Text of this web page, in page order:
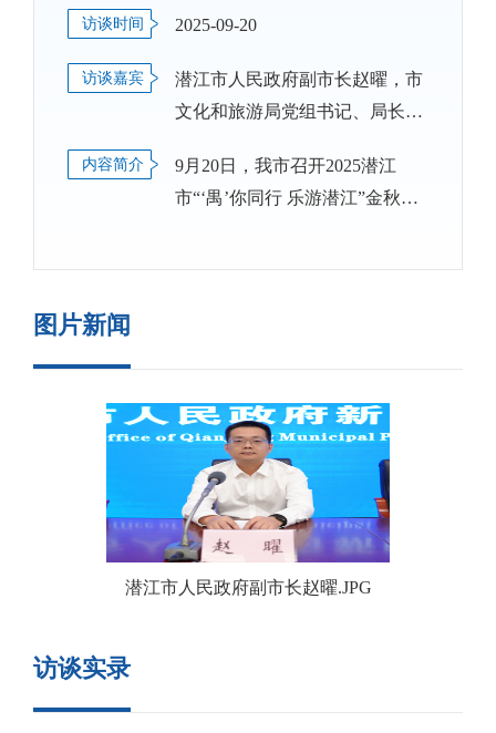
访谈时间 2025-09-20
访谈嘉宾
潜江市人民政府副市长赵曜，市
文化和旅游局党组书记、局长龚
记、主任兰琳，江汉艺术职业学
院党委副书记、院长程伦嵩，市
内容简介
9月20日，我市召开2025潜江
市“‘禺’你同行 乐游潜江”金秋文
图片新闻
潜江市人民政府副市长赵曜.JPG
访谈实录